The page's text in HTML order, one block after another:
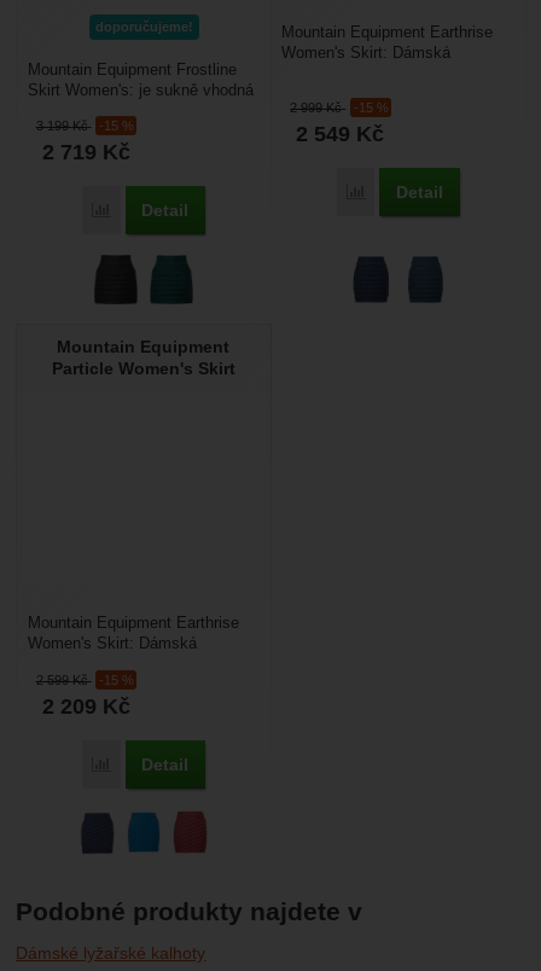
doporučujeme!
3 199Kč -15 %
2 719 Kč
Porovnat
Detail
Mountain Equipment Frostline
Skirt Women's: je sukně vhodná
skialpinismus. Využijete...
2 999Kč -15 %
2 549 Kč
Porovnat
Detail
Mountain Equipment Earthrise
Women's Skirt: Dámská
ideální na skialpinismus...
Mountain Equipment
Particle Women's Skirt
2 599Kč -15 %
2 209 Kč
Porovnat
Detail
Mountain Equipment Earthrise
Women's Skirt: Dámská
ideální na skialpinismus...
Podobné produkty najdete v
Dámské lyžařské kalhoty